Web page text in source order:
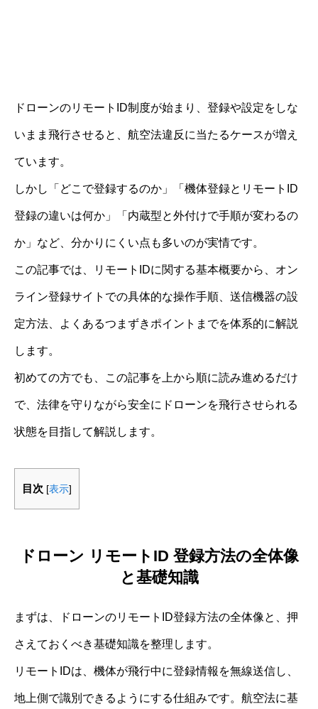
ドローンのリモートID制度が始まり、登録や設定をしな
いまま飛行させると、航空法違反に当たるケースが増え
ています。
しかし「どこで登録するのか」「機体登録とリモートID
登録の違いは何か」「内蔵型と外付けで手順が変わるの
か」など、分かりにくい点も多いのが実情です。
この記事では、リモートIDに関する基本概要から、オン
ライン登録サイトでの具体的な操作手順、送信機器の設
定方法、よくあるつまずきポイントまでを体系的に解説
します。
初めての方でも、この記事を上から順に読み進めるだけ
で、法律を守りながら安全にドローンを飛行させられる
状態を目指して解説します。
目次 [表示]
ドローン リモートID 登録方法の全体像
と基礎知識
まずは、ドローンのリモートID登録方法の全体像と、押
さえておくべき基礎知識を整理します。
リモートIDは、機体が飛行中に登録情報を無線送信し、
地上側で識別できるようにする仕組みです。航空法に基